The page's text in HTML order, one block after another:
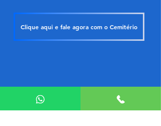
Clique aqui e fale agora com o Cemitério